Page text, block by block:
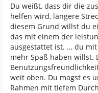
Du weißt, dass dir die
helfen wird, längere
diesem Grund willst du
das mit einem der
ausgestattet ist. … du
mehr Spaß haben willst.
weit oben. Du magst es
Rahmen mit tiefem